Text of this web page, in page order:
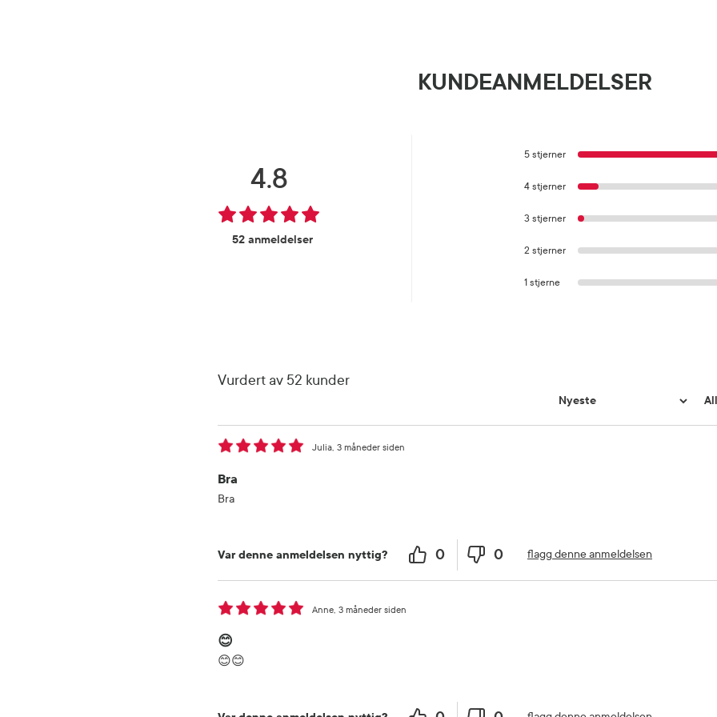
KUNDEANMELDELSER
4.8
52 anmeldelser
5 stjerner
4 stjerner
3 stjerner
2 stjerner
1 stjerne
Vurdert av 52 kunder
Bra
3 måneder siden
Julia
Bra
Var denne anmeldelsen nyttig? 0 0 flagg denne anmeldelsen
😊
3 måneder siden
Anne
😊😊